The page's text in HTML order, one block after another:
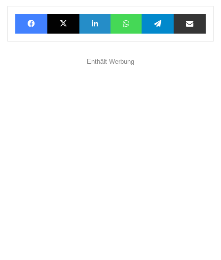
FacebookX LinkedInWhatsAppTelegramTeilen via E-Mail
Enthält Werbung